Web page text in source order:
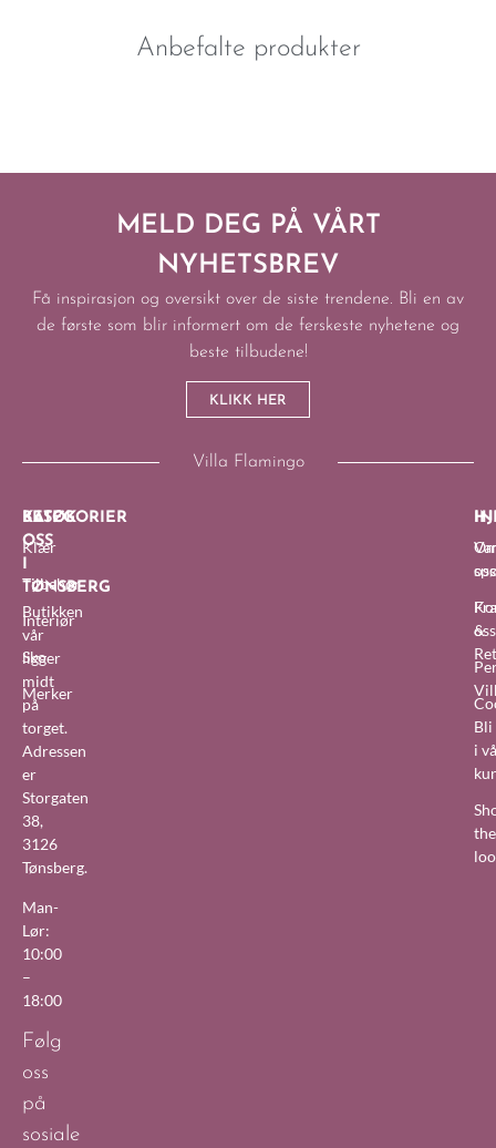
Anbefalte produkter
MELD DEG PÅ VÅRT
NYHETSBREV
Få inspirasjon og oversikt over de siste trendene. Bli en av
de første som blir informert om de ferskeste nyhetene og
beste tilbudene!
KLIKK HER
Villa Flamingo
BESØK
OSS
I
TØNSBERG
Butikken
vår
ligger
midt
på
torget.
Adressen
er
Storgaten
38,
3126
Tønsberg.
Man-
Lør:
10:00
–
18:00
Følg
oss
på
sosiale
KATEGORIER
Klær
Tilbehør
Interiør
Sko
Merker
oss
&
Bli
i
the
oss